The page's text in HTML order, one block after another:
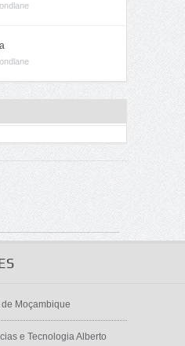
Moçambique
e Tecnologia Alberto